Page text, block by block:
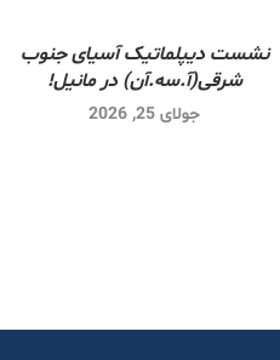
نشست دیپلماتیک آسیای جنوب
شرقی‌(آ.سه.آن) در مانیل!
جولای 25, 2026